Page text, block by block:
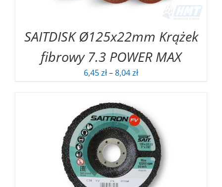
SAITDISK Ø125x22mm Krążek
fibrowy 7.3 POWER MAX
6,45zł–8,04złZakres
6,45 zł
do
8,04 zł